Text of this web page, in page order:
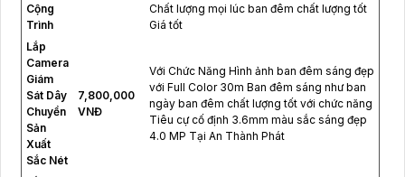
Cộng
Trình
Chất lượng mọi lúc ban đêm chất lượng tốt
Giá tốt
Lắp
Camera
Giám
Sát Dây
Chuyền
Sản
Xuất
Sắc Nét
7,800,000
VNĐ
Với Chức Năng Hình ảnh ban đêm sáng đẹp
với Full Color 30m Ban đêm sáng như ban
ngày ban đêm chất lượng tốt với chức năng
Tiêu cự cố định 3.6mm màu sắc sáng đẹp
4.0 MP Tại An Thành Phát